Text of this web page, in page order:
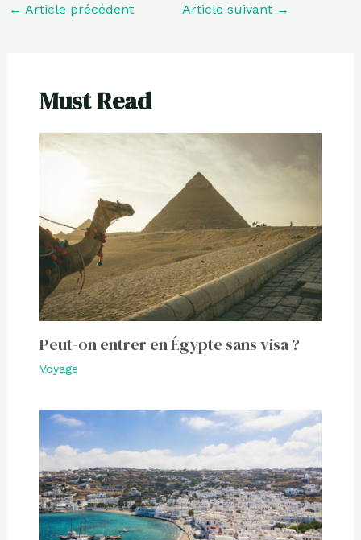
← Article précédent Article suivant →
Must Read
Peut-on entrer en Égypte sans visa ?
Voyage